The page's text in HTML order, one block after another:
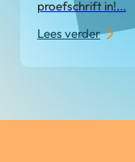
proefschrift in!...
Lees verder